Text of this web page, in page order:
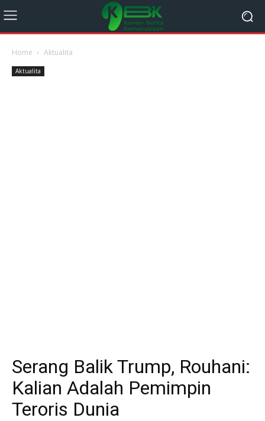
Home Aktualita
Aktualita
Serang Balik Trump, Rouhani:
Kalian Adalah Pemimpin
Teroris Dunia